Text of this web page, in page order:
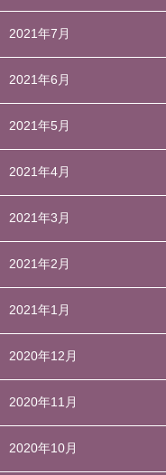
2021年7月
2021年6月
2021年5月
2021年4月
2021年3月
2021年2月
2021年1月
2020年12月
2020年11月
2020年10月